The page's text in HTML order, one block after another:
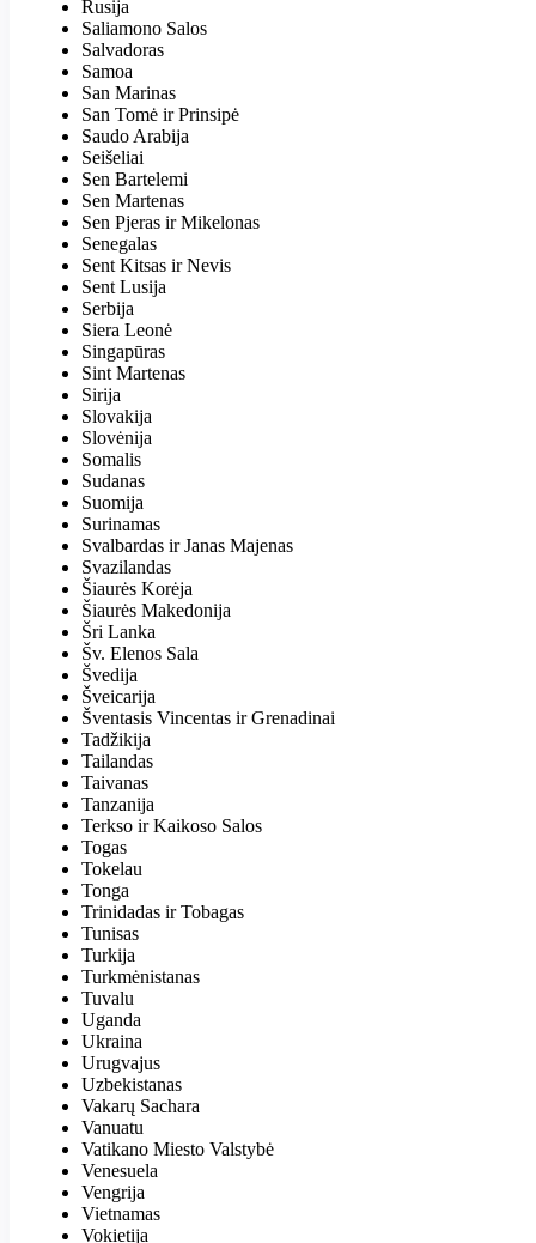
Rusija
Saliamono Salos
Salvadoras
Samoa
San Marinas
San Tomė ir Prinsipė
Saudo Arabija
Seišeliai
Sen Bartelemi
Sen Martenas
Sen Pjeras ir Mikelonas
Senegalas
Sent Kitsas ir Nevis
Sent Lusija
Serbija
Siera Leonė
Singapūras
Sint Martenas
Sirija
Slovakija
Slovėnija
Somalis
Sudanas
Suomija
Surinamas
Svalbardas ir Janas Majenas
Svazilandas
Šiaurės Korėja
Šiaurės Makedonija
Šri Lanka
Šv. Elenos Sala
Švedija
Šveicarija
Šventasis Vincentas ir Grenadinai
Tadžikija
Tailandas
Taivanas
Tanzanija
Terkso ir Kaikoso Salos
Togas
Tokelau
Tonga
Trinidadas ir Tobagas
Tunisas
Turkija
Turkmėnistanas
Tuvalu
Uganda
Ukraina
Urugvajus
Uzbekistanas
Vakarų Sachara
Vanuatu
Vatikano Miesto Valstybė
Venesuela
Vengrija
Vietnamas
Vokietija